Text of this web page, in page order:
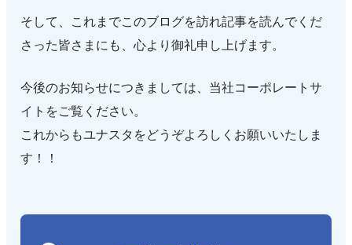
そして、これまでこのブログを訪れ記事を読んでくだ
さった皆さまにも、心より御礼申し上げます。
今後のお知らせにつきましては、当社コーポレートサ
イトをご覧ください。
これからもユナスタをどうぞよろしくお願いいたしま
す！！